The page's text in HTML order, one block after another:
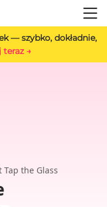
— szybko, dokładnie,
→
the Glass